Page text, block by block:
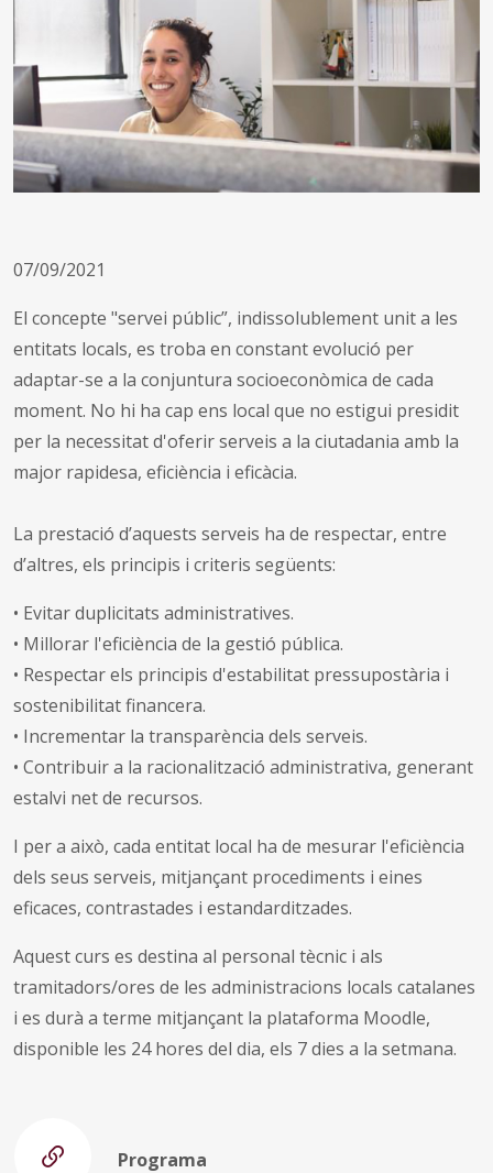
07/09/2021
El concepte "servei públic”, indissolublement unit a les
entitats locals, es troba en constant evolució per
adaptar-se a la conjuntura socioeconòmica de cada
moment. No hi ha cap ens local que no estigui presidit
per la necessitat d'oferir serveis a la ciutadania amb la
major rapidesa, eficiència i eficàcia.
La prestació d’aquests serveis ha de respectar, entre
d’altres, els principis i criteris següents:
• Evitar duplicitats administratives.
• Millorar l'eficiència de la gestió pública.
• Respectar els principis d'estabilitat pressupostària i
sostenibilitat financera.
• Incrementar la transparència dels serveis.
• Contribuir a la racionalització administrativa, generant
estalvi net de recursos.
I per a això, cada entitat local ha de mesurar l'eficiència
dels seus serveis, mitjançant procediments i eines
eficaces, contrastades i estandarditzades.
Aquest curs es destina al personal tècnic i als
tramitadors/ores de les administracions locals catalanes
i es durà a terme mitjançant la plataforma Moodle,
disponible les 24 hores del dia, els 7 dies a la setmana.
Programa